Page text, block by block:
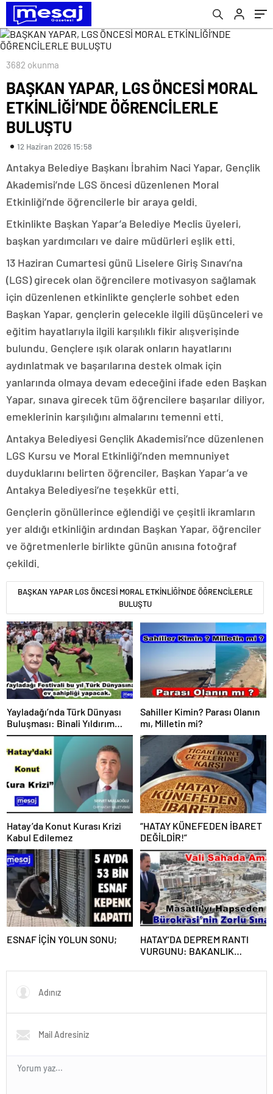
3682 okunma
BAŞKAN YAPAR, LGS ÖNCESİ MORAL
ETKİNLİĞİ’NDE ÖĞRENCİLERLE
BULUŞTU
12 Haziran 2026 15:58
Antakya Belediye Başkanı İbrahim Naci Yapar, Gençlik
Akademisi’nde LGS öncesi düzenlenen Moral
Etkinliği’nde öğrencilerle bir araya geldi.
Etkinlikte Başkan Yapar’a Belediye Meclis üyeleri,
başkan yardımcıları ve daire müdürleri eşlik etti.
13 Haziran Cumartesi günü Liselere Giriş Sınavı’na
(LGS) girecek olan öğrencilere motivasyon sağlamak
için düzenlenen etkinlikte gençlerle sohbet eden
Başkan Yapar, gençlerin gelecekle ilgili düşünceleri ve
eğitim hayatlarıyla ilgili karşılıklı fikir alışverişinde
bulundu. Gençlere ışık olarak onların hayatlarını
aydınlatmak ve başarılarına destek olmak için
yanlarında olmaya devam edeceğini ifade eden Başkan
Yapar, sınava girecek tüm öğrencilere başarılar diliyor,
emeklerinin karşılığını almalarını temenni etti.
Antakya Belediyesi Gençlik Akademisi’nce düzenlenen
LGS Kursu ve Moral Etkinliği’nden memnuniyet
duyduklarını belirten öğrenciler, Başkan Yapar’a ve
Antakya Belediyesi’ne teşekkür etti.
Gençlerin gönüllerince eğlendiği ve çeşitli ikramların
yer aldığı etkinliğin ardından Başkan Yapar, öğrenciler
ve öğretmenlerle birlikte günün anısına fotoğraf
çekildi.
BAŞKAN YAPAR LGS ÖNCESİ MORAL ETKİNLİĞİ’NDE ÖĞRENCİLERLE
BULUŞTU
Yayladağı’nda Türk Dünyası
Buluşması: Binali Yıldırım
Güreş Ağası Oldu
Sahiller Kimin? Parası Olanın
mı, Milletin mi?
Hatay’da Konut Kurası Krizi
Kabul Edilemez
“HATAY KÜNEFEDEN İBARET
DEĞİLDİR!”
​ESNAF İÇİN YOLUN SONU;
HATAY’DA DEPREM RANTI
VURGUNU: BAKANLIK
ÇARKINA, FATURASI VALİYE